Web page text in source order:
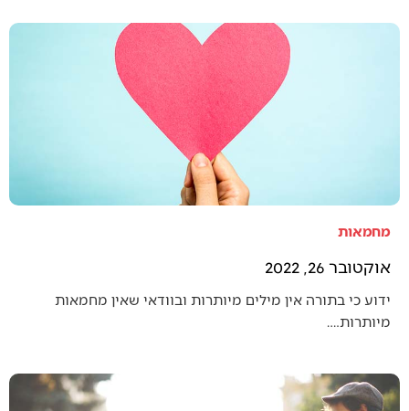
מחמאות
אוקטובר 26, 2022
ידוע כי בתורה אין מילים מיותרות ובוודאי שאין מחמאות
מיותרות.…